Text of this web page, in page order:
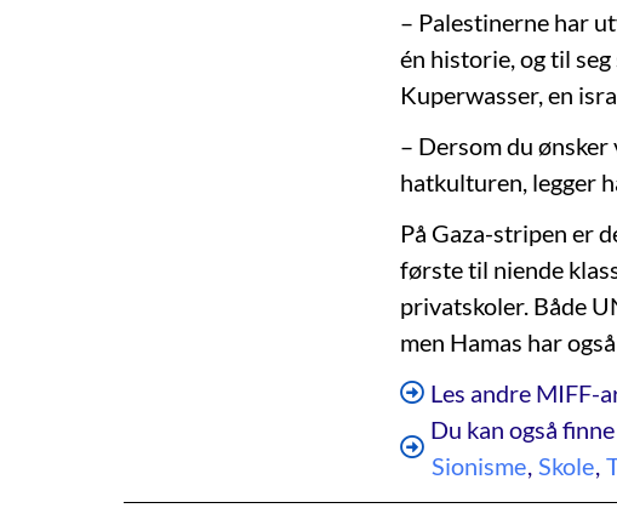
– Palestinerne har
én historie, og til
Kuperwasser, en
– Dersom du
hatkulturen, legger
På Gaza-stripen er
første til niende
privatskoler. Både
men Hamas har
Les andre MIFF-
Du kan også
Sionisme, Skole,